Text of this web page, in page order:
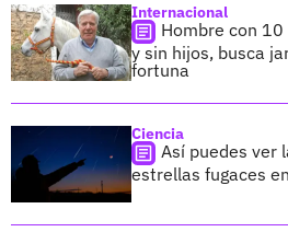
Internacional
Hombre con
y sin hijos, busca
fortuna
Ciencia
Así puedes ver
estrellas fugaces